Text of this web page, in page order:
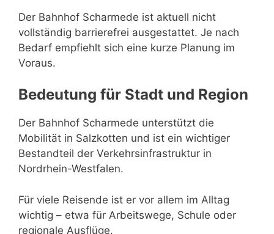
Der Bahnhof Scharmede ist aktuell nicht
vollständig barrierefrei ausgestattet. Je nach
Bedarf empfiehlt sich eine kurze Planung im
Voraus.
Bedeutung für Stadt und Region
Der Bahnhof Scharmede unterstützt die
Mobilität in Salzkotten und ist ein wichtiger
Bestandteil der Verkehrsinfrastruktur in
Nordrhein-Westfalen.
Für viele Reisende ist er vor allem im Alltag
wichtig – etwa für Arbeitswege, Schule oder
regionale Ausflüge.